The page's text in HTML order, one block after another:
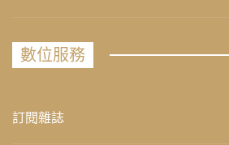
數位服務
訂閱雜誌